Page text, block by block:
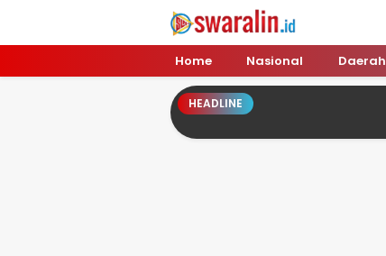
Swara Lin
Independent, Tajam & Profesional
Home Nasional Daerah
HEADLINE